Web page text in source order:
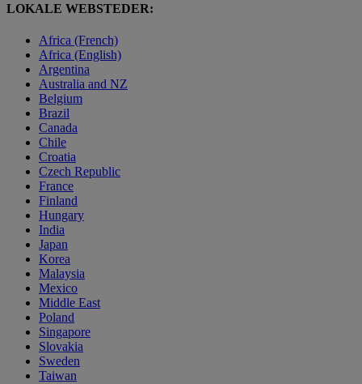
LOKALE WEBSTEDER:
Africa (French)
Africa (English)
Argentina
Australia and NZ
Belgium
Brazil
Canada
Chile
Croatia
Czech Republic
France
Finland
Hungary
India
Japan
Korea
Malaysia
Mexico
Middle East
Poland
Singapore
Slovakia
Sweden
Taiwan